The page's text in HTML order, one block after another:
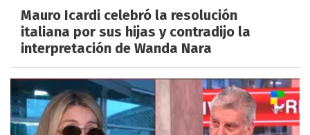
Mauro Icardi celebró la resolución
italiana por sus hijas y contradijo la
interpretación de Wanda Nara